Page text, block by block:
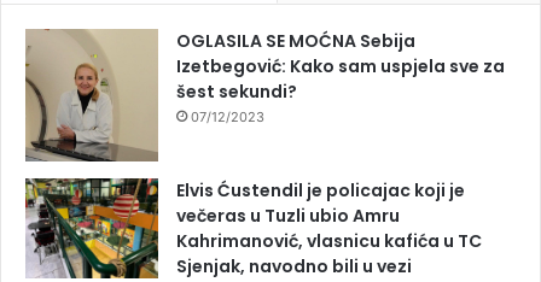
OGLASILA SE MOĆNA Sebija
Izetbegović: Kako sam uspjela sve za
šest sekundi?
07/12/2023
Elvis Ćustendil je policajac koji je
večeras u Tuzli ubio Amru
Kahrimanović, vlasnicu kafića u TC
Sjenjak, navodno bili u vezi